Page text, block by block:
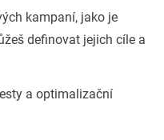
kampaní, jako je
definovat jejich cíle a
a optimalizační